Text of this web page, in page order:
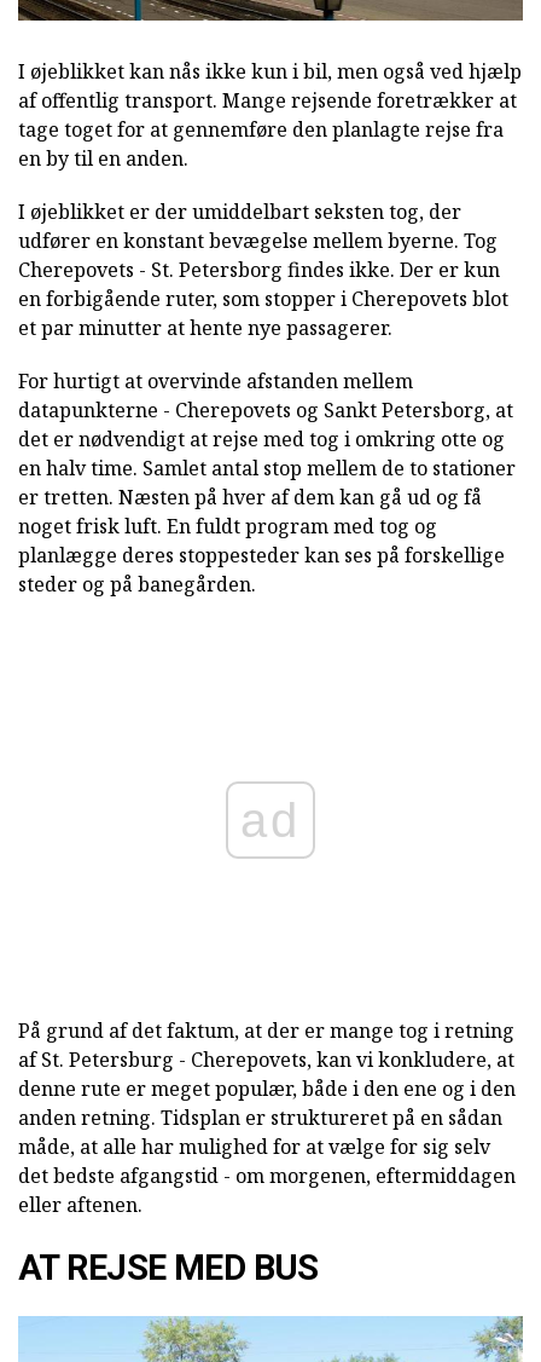
I øjeblikket kan nås ikke kun i bil, men også ved hjælp
af offentlig transport. Mange rejsende foretrækker at
tage toget for at gennemføre den planlagte rejse fra
en by til en anden.
I øjeblikket er der umiddelbart seksten tog, der
udfører en konstant bevægelse mellem byerne. Tog
Cherepovets - St. Petersborg findes ikke. Der er kun
en forbigående ruter, som stopper i Cherepovets blot
et par minutter at hente nye passagerer.
For hurtigt at overvinde afstanden mellem
datapunkterne - Cherepovets og Sankt Petersborg, at
det er nødvendigt at rejse med tog i omkring otte og
en halv time. Samlet antal stop mellem de to stationer
er tretten. Næsten på hver af dem kan gå ud og få
noget frisk luft. En fuldt program med tog og
planlægge deres stoppesteder kan ses på forskellige
steder og på banegården.
ad
På grund af det faktum, at der er mange tog i retning
af St. Petersburg - Cherepovets, kan vi konkludere, at
denne rute er meget populær, både i den ene og i den
anden retning. Tidsplan er struktureret på en sådan
måde, at alle har mulighed for at vælge for sig selv
det bedste afgangstid - om morgenen, eftermiddagen
eller aftenen.
AT REJSE MED BUS